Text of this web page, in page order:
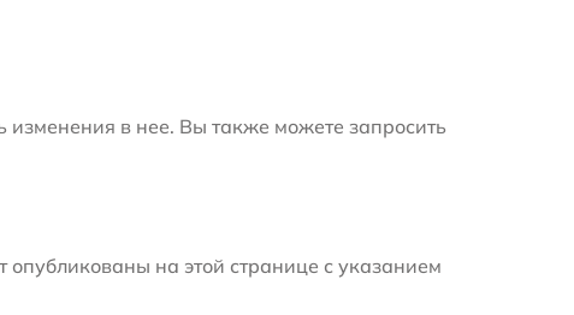
в нее. Вы также можете запросить
на этой странице с указанием